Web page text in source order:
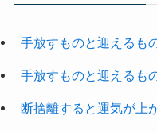
手放すものと迎えるも
手放すものと迎えるも
断捨離すると運気が上